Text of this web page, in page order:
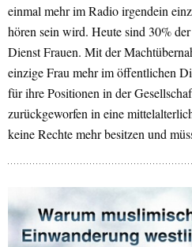
einmal mehr im Radio irgendein
hören sein wird. Heute sind 30%
Dienst Frauen. Mit der
einzige Frau mehr im öffentlichen
für ihre Positionen in der
zurückgeworfen in eine
keine Rechte mehr besitzen und